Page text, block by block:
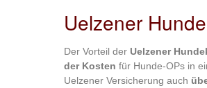
Uelzener
Der Vorteil der Uelzener
der Kosten für Hunde-OPs in
Uelzener Versicherung auch